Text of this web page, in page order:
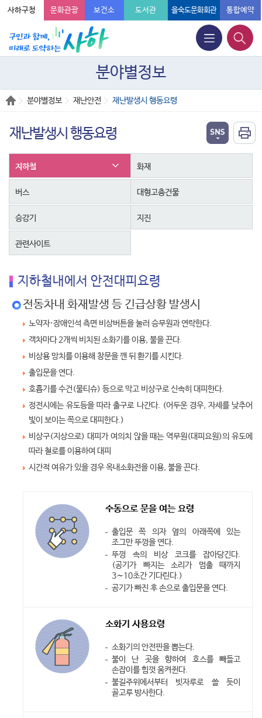
사하구청 문화관광 보건소 도서관 을숙도문화회관 통합예약
분야별정보
분야별정보 재난안전 재난발생시 행동요령
재난발생시 행동요령
지하철 화재
버스 대형고층건물
승강기 지진
관련사이트
지하철내에서 안전대피요령
전동차내 화재발생 등 긴급상황 발생시
노약자·장애인석 측면 비상버튼을 눌러 승무원과 연락한다.
객차마다 2개씩 비치된 소화기를 이용, 불을 끈다.
비상용 망치를 이용해 창문을 깬 뒤 환기를 시킨다.
출입문을 연다.
호흡기를 수건(물티슈) 등으로 막고 비상구로 신속히 대피한다.
정전시에는 유도등을 따라 출구로 나간다. (어두운 경우, 자세를 낮추어
빛이 보이는 쪽으로 대피한다.)
비상구(지상으로) 대피가 여의치 않을 때는 역무원(대피요원)의 유도에
따라 철로를 이용하여 대피
시간적 여유가 있을 경우 옥내소화전을 이용, 불을 끈다.
수동으로 문을 여는 요령
출입문 쪽 의자 옆의 아래쪽에 있는
조그만 뚜껑을 연다.
뚜껑 속의 비상 코크를 잡아당긴다.
(공기가 빠지는 소리가 멈출 때까지
3∼10초간 기다린다.)
공기가 빠진 후 손으로 출입문을 연다.
소화기 사용요령
소화기의 안전핀을 뽑는다.
불이 난 곳을 향하여 호스를 빼들고
손잡이를 힘껏 움켜쥔다.
불길주위에서부터 빗자루로 쓸 듯이
골고루 방사한다.